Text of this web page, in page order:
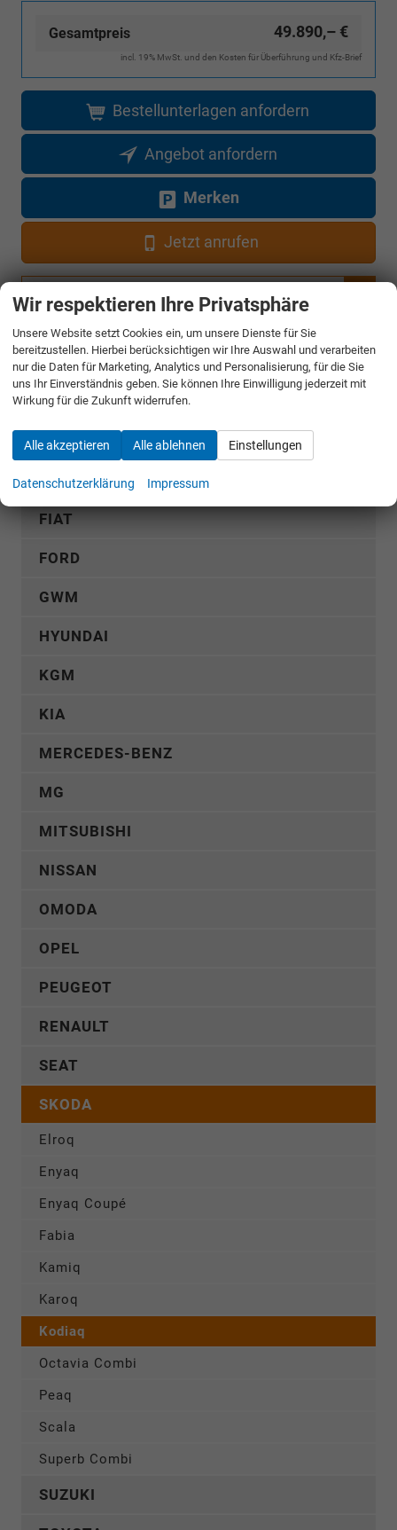
Gesamtpreis 49.890,– €
incl. 19% MwSt. und den Kosten für Überführung und Kfz-Brief
Bestellunterlagen anfordern
Angebot anfordern
Merken
Jetzt anrufen
Fahrzeugnr.
Rückruf anfordern
AUDI
CUPRA
DACIA
FIAT
FORD
GWM
HYUNDAI
KGM
KIA
MERCEDES-BENZ
MG
MITSUBISHI
NISSAN
OMODA
OPEL
PEUGEOT
RENAULT
SEAT
SKODA
Elroq
Enyaq
Enyaq Coupé
Fabia
Kamiq
Karoq
Kodiaq
Octavia Combi
Peaq
Scala
Superb Combi
SUZUKI
Wir respektieren Ihre Privatsphäre
Unsere Website setzt Cookies ein, um unsere Dienste für Sie
bereitzustellen. Hierbei berücksichtigen wir Ihre Auswahl und verarbeiten
nur die Daten für Marketing, Analytics und Personalisierung, für die Sie
uns Ihr Einverständnis geben. Sie können Ihre Einwilligung jederzeit mit
Wirkung für die Zukunft widerrufen.
Alle akzeptieren Alle ablehnen Einstellungen
Datenschutzerklärung Impressum